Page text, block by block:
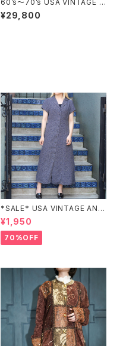
60’s〜70’s USA VINTAGE F
LOWER PATTERNED LACE
COLLAR DESIGN NIGHTY D
¥29,800
*SALE* USA VINTAGE ANN
EX HALF SLEEVE FLOWER
PATTERNED ONE PIECE/ア
メリカ古着半袖花柄ワンピース
¥1,950
70%OFF